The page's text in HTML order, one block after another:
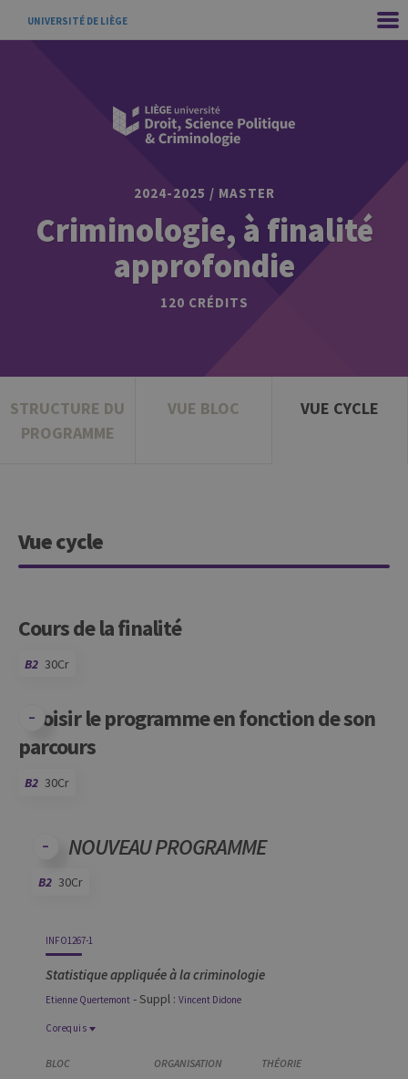
UNIVERSITÉ DE LIÈGE
2024-2025 / MASTER
Criminologie, à finalité
approfondie
120 CRÉDITS
STRUCTURE DU
PROGRAMME
VUE BLOC VUE CYCLE
Vue cycle
Cours de la finalité
B2 30Cr
Choisir le programme en fonction de son
parcours
B2 30Cr
NOUVEAU PROGRAMME
B2 30Cr
INFO1267-1
Statistique appliquée à la criminologie
Etienne Quertemont - Suppl : Vincent Didone
Corequis
Corequis